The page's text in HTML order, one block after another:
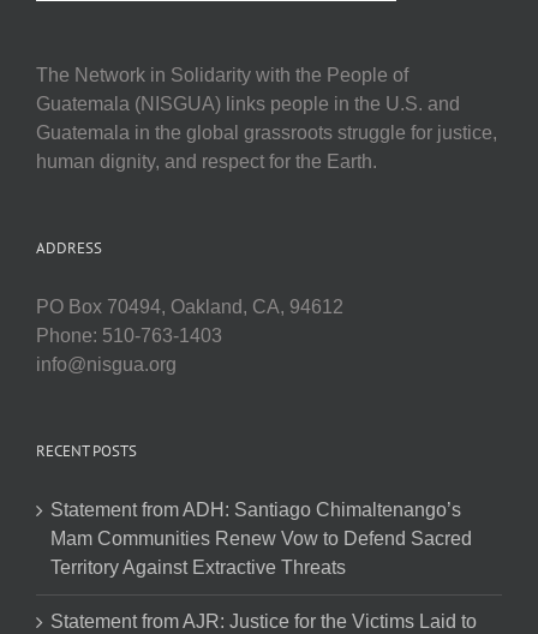
The Network in Solidarity with the People of
Guatemala (NISGUA) links people in the U.S. and
Guatemala in the global grassroots struggle for justice,
human dignity, and respect for the Earth.
ADDRESS
PO Box 70494, Oakland, CA, 94612
Phone: 510-763-1403
info@nisgua.org
RECENT POSTS
Statement from ADH: Santiago Chimaltenango’s
Mam Communities Renew Vow to Defend Sacred
Territory Against Extractive Threats
Statement from AJR: Justice for the Victims Laid to